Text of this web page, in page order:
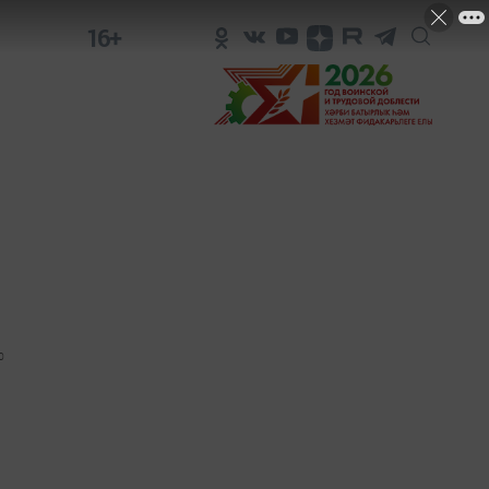
16+